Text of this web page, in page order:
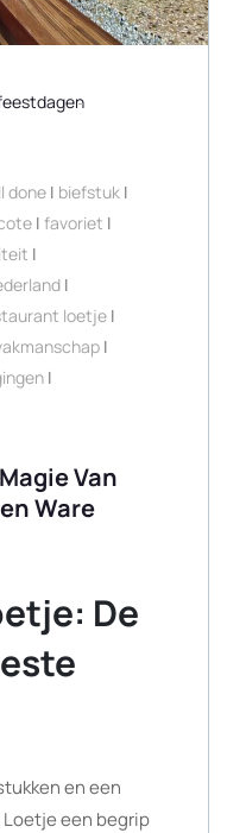
done | biefstuk |
| favoriet |
|
|
loetje |
|
|
Van
Ware
De
en een
een begrip